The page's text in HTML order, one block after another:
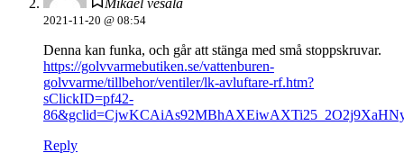
Mikael vesala
2021-11-20 @ 08:54
Denna kan funka, och går att stänga med små stoppskruvar.
https://golvvarmebutiken.se/vattenburen-
golvvarme/tillbehor/ventiler/lk-avluftare-rf.htm?
sClickID=pf42-
Reply